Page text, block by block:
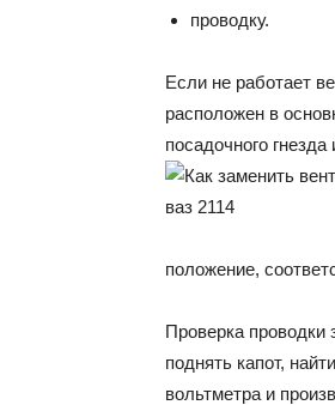
проводку.
Если не работает
расположен в
посадочного
положение,
Проверка проводки
поднять капот,
вольтметра и